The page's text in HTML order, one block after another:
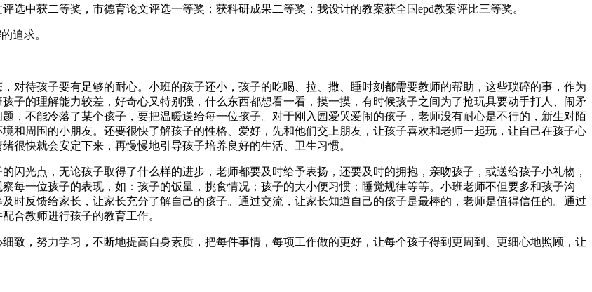
中获二等奖，市德育论文评选一等奖；获科研成果二等奖；我设计的教案获全国epd教案评比三等奖。
追求。
对待孩子要有足够的耐心。小班的孩子还小，孩子的吃喝、拉、撒、睡时刻都需要教师的帮助，这些琐碎的事，作为
子的理解能力较差，好奇心又特别强，什么东西都想看一看，摸一摸，有时候孩子之间为了抢玩具要动手打人、闹矛
，不能冷落了某个孩子，要把温暖送给每一位孩子。对于刚入园爱哭爱闹的孩子，老师没有耐心是不行的，新生对陌
和周围的小朋友。还要很快了解孩子的性格、爱好，先和他们交上朋友，让孩子喜欢和老师一起玩，让自己在孩子心
很快就会安定下来，再慢慢地引导孩子培养良好的生活、卫生习惯。
闪光点，无论孩子取得了什么样的进步，老师都要及时给予表扬，还要及时的拥抱，亲吻孩子，或送给孩子小礼物，
每一位孩子的表现，如：孩子的饭量，挑食情况；孩子的大小便习惯；睡觉规律等等。小班老师不但要多和孩子沟
时反馈给家长，让家长充分了解自己的孩子。通过交流，让家长知道自己的孩子是最棒的，老师是值得信任的。通过
合教师进行孩子的教育工作。
致，努力学习，不断地提高自身素质，把每件事情，每项工作做的更好，让每个孩子得到更周到、更细心地照顾，让